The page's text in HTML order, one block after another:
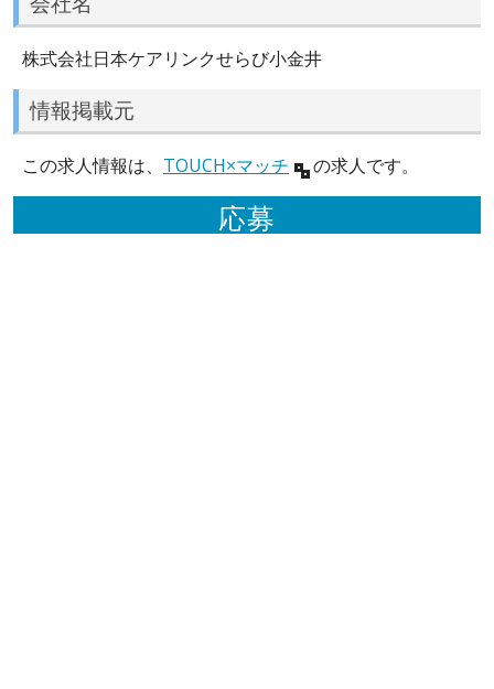
株式会社日本ケアリンクせらび小金井
情報掲載元
この求人情報は、 TOUCH×マッチ の求人です。
応募